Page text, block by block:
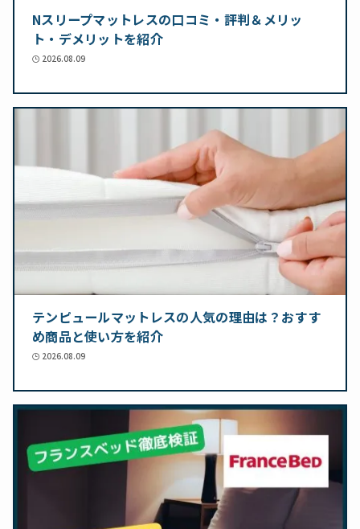
Nスリープマットレスの口コミ・評判＆メリッ
ト・デメリットを紹介
2026.08.09
テンピュールマットレスの人気の理由は？おすす
め商品と使い方を紹介
2026.08.09